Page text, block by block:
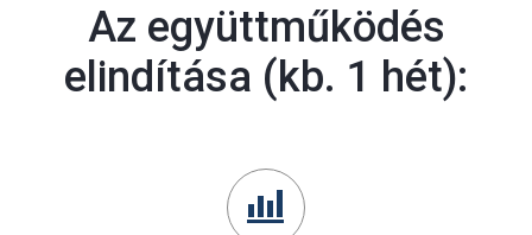
Az együttműködés
elindítása (kb. 1 hét):
bar_chart_4_bars